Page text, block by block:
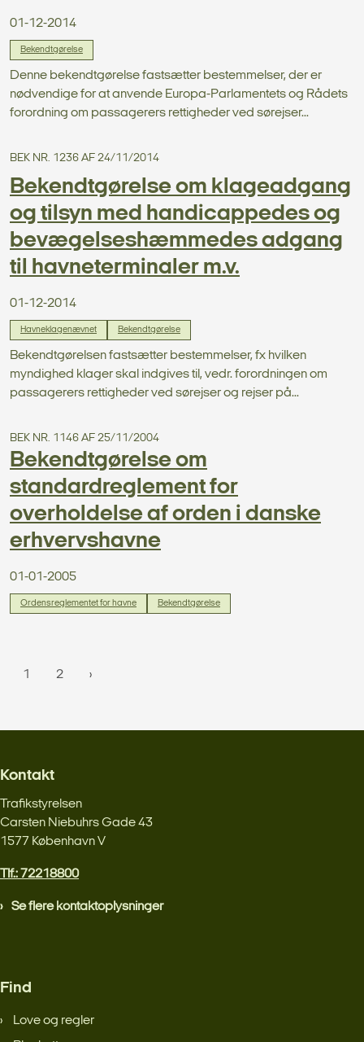
01-12-2014
Bekendtgørelse
Denne bekendtgørelse fastsætter bestemmelser, der er
nødvendige for at anvende Europa-Parlamentets og Rådets
forordning om passagerers rettigheder ved sørejser...
BEK NR. 1236 AF 24/11/2014
Bekendtgørelse om klageadgang
og tilsyn med handicappedes og
bevægelseshæmmedes adgang
til havneterminaler m.v.
01-12-2014
Havneklagenævnet Bekendtgørelse
Bekendtgørelsen fastsætter bestemmelser, fx hvilken
myndighed klager skal indgives til, vedr. forordningen om
passagerers rettigheder ved sørejser og rejser på...
BEK NR. 1146 AF 25/11/2004
Bekendtgørelse om
standardreglement for
overholdelse af orden i danske
erhvervshavne
01-01-2005
Ordensreglementet for havne Bekendtgørelse
1 2
Kontakt
Trafikstyrelsen
Carsten Niebuhrs Gade 43
1577 København V
Tlf.: 72218800
Se flere kontaktoplysninger
Find
Love og regler